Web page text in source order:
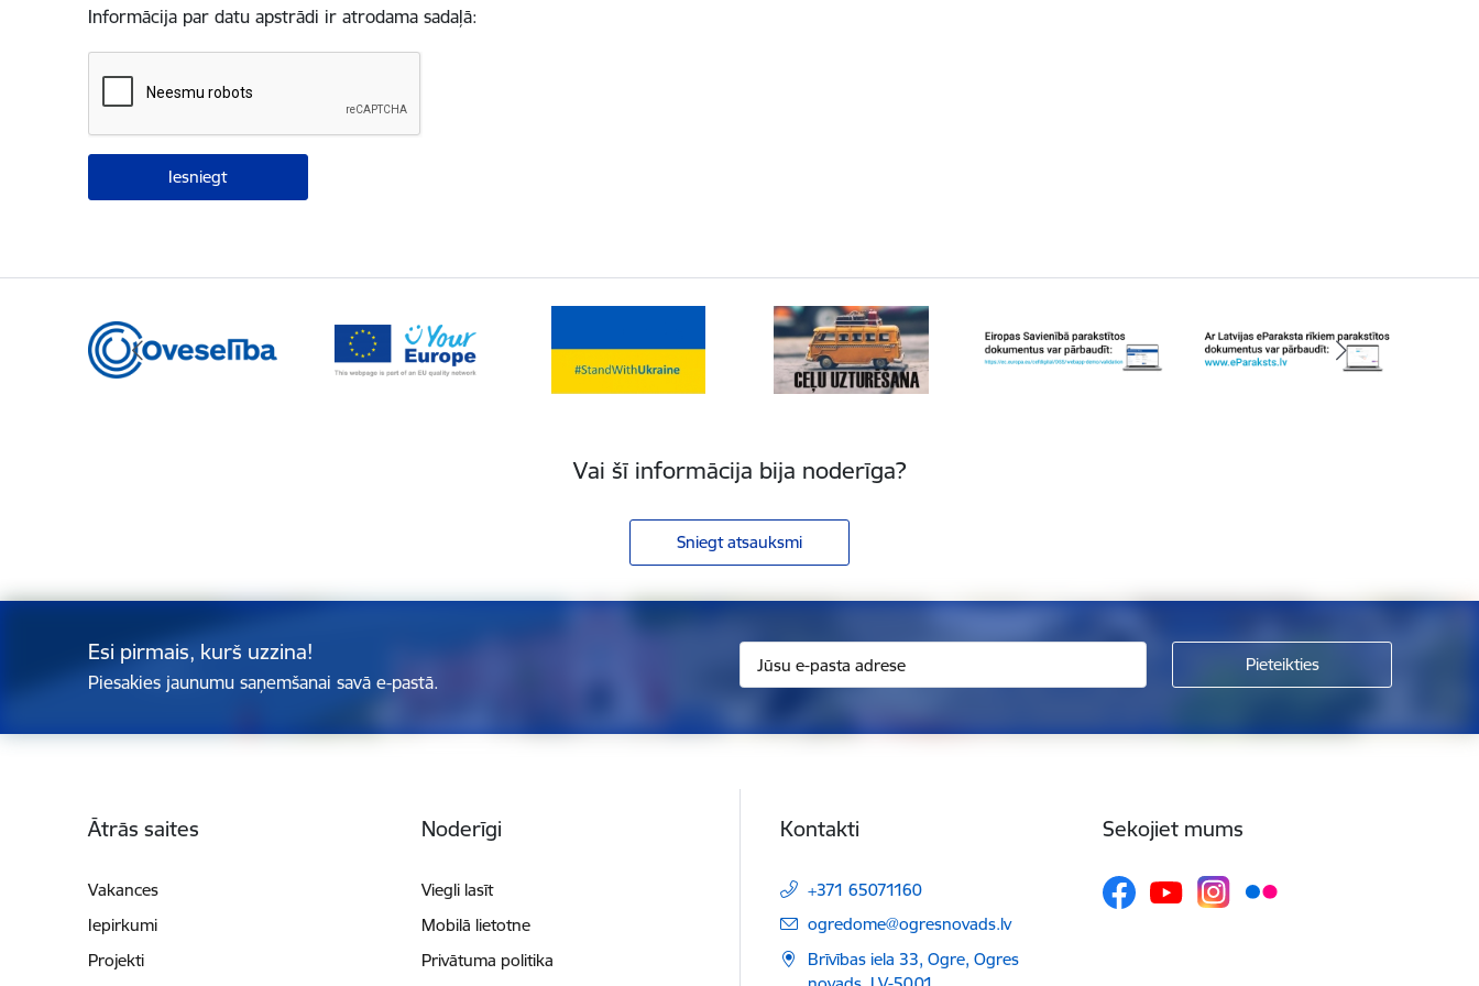
Informācija par datu apstrādi ir atrodama sadaļā:
Vai šī informācija bija noderīga?
Sniegt atsauksmi
Esi pirmais, kurš uzzina!
Piesakies jaunumu saņemšanai savā e-pastā.
Ātrās saites
Vakances
Iepirkumi
Projekti
Noderīgi
Viegli lasīt
Mobilā lietotne
Privātuma politika
Kontakti
+371 65071160
E-pasts:
ogredome@ogresnovads.lv
Brīvības iela 33, Ogre, Ogres
Sekojiet mums